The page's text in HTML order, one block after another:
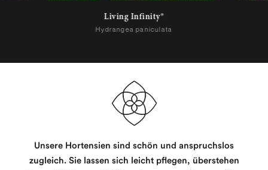
Living Infinity®
Hydrangea paniculata
Unsere Hortensien sind schön und anspruchslos
zugleich. Sie lassen sich leicht pflegen, überstehen